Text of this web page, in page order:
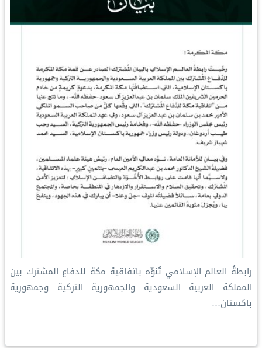
رابطةُ العالم الإسلامي تُنوِّه باتفاقية مكة للدفاع المشترك بين
المملكة العربية السعودية والجمهورية التركية وجمهورية
باكستان…